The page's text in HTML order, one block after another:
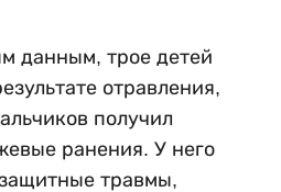
данным, трое детей
отравления,
получил
ранения. У него
травмы,